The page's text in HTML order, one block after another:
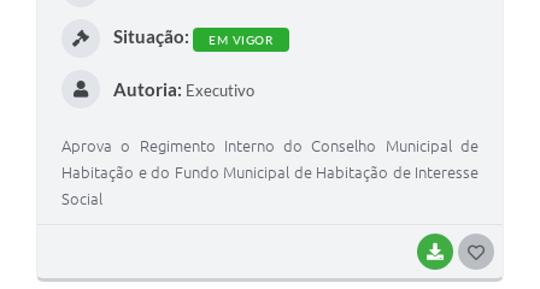
BAIXAR
Situação: EM VIGOR
Autoria: Executivo
Aprova o Regimento Interno do Conselho Municipal de
Habitação e do Fundo Municipal de Habitação de Interesse
Social